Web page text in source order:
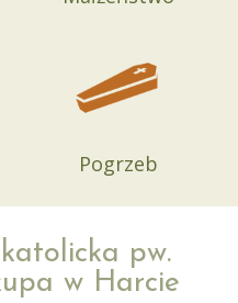
Pogrzeb
pw.
w Harcie